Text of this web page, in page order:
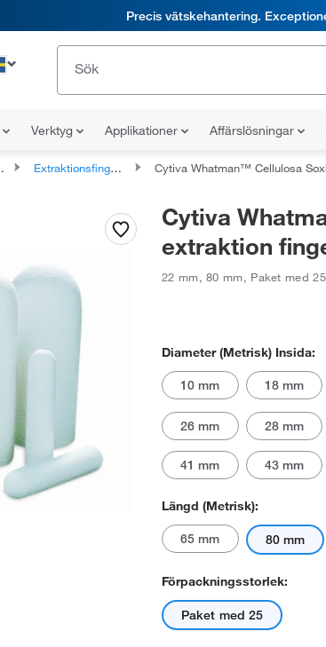
Precis vätskehantering.
Verktyg Applikationer Affärslösningar
Extraktionsfingerborg Cytiva Whatman™ Cellulosa Soxhlet extraktion fingerborg,
Cytiva
extraktion
22 mm,80 mm, Paket med 25
Diameter (metrisk) Insida:
10 mm 18 mm
26 mm 28 mm
41 mm 43 mm
Längd (metrisk):
65 mm 80 mm
Förpackningsstorlek:
Paket med 25